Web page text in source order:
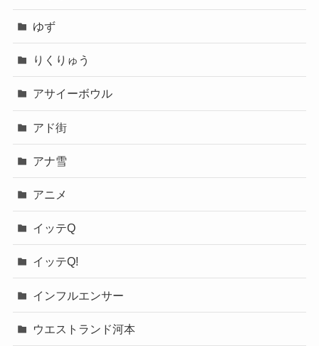
ゆず
りくりゅう
アサイーボウル
アド街
アナ雪
アニメ
イッテQ
イッテQ!
インフルエンサー
ウエストランド河本